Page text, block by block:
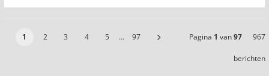
1 2 3 4 5 … 97 Pagina 1 van97 967
berichten